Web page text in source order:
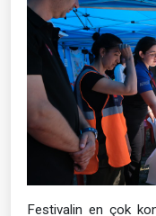
Festivalin en çok